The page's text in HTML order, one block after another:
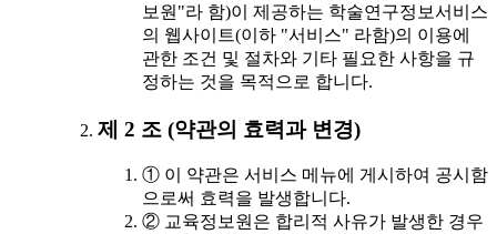
보원"라 함)이 제공하는 학술연구정보서비스
의 웹사이트(이하 "서비스" 라함)의 이용에
관한 조건 및 절차와 기타 필요한 사항을 규
정하는 것을 목적으로 합니다.
제 2 조 (약관의 효력과 변경)
① 이 약관은 서비스 메뉴에 게시하여 공시함
으로써 효력을 발생합니다.
② 교육정보원은 합리적 사유가 발생한 경우